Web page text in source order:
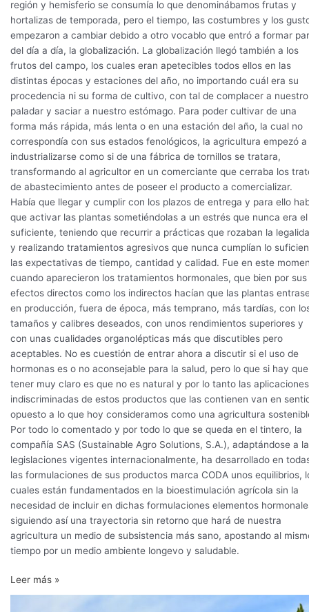
región y hemisferio se consumía lo que denominábamos frutas y
hortalizas de temporada, pero el tiempo, las costumbres y los
empezaron a cambiar debido a otro vocablo que entró a formar
del día a día, la globalización. La globalización llegó también a los
frutos del campo, los cuales eran apetecibles todos ellos en las
distintas épocas y estaciones del año, no importando cuál era su
procedencia ni su forma de cultivo, con tal de complacer a nuestro
paladar y saciar a nuestro estómago. Para poder cultivar de una
forma más rápida, más lenta o en una estación del año, la cual no
correspondía con sus estados fenológicos, la agricultura empezó a
industrializarse como si de una fábrica de tornillos se tratara,
transformando al agricultor en un comerciante que cerraba los
de abastecimiento antes de poseer el producto a comercializar.
Había que llegar y cumplir con los plazos de entrega y para ello
que activar las plantas sometiéndolas a un estrés que nunca era el
suficiente, teniendo que recurrir a prácticas que rozaban la
y realizando tratamientos agresivos que nunca cumplían lo
las expectativas de tiempo, cantidad y calidad. Fue en este
cuando aparecieron los tratamientos hormonales, que bien por sus
efectos directos como los indirectos hacían que las plantas
en producción, fuera de época, más temprano, más tardías, con
tamaños y calibres deseados, con unos rendimientos superiores y
con unas cualidades organolépticas más que discutibles pero
aceptables. No es cuestión de entrar ahora a discutir si el uso de
hormonas es o no aconsejable para la salud, pero lo que si hay que
tener muy claro es que no es natural y por lo tanto las aplicaciones
indiscriminadas de estos productos que las contienen van en
opuesto a lo que hoy consideramos como una agricultura
Por todo lo comentado y por todo lo que se queda en el tintero, la
compañía SAS (Sustainable Agro Solutions, S.A.), adaptándose a
legislaciones vigentes internacionalmente, ha desarrollado en
las formulaciones de sus productos marca CODA unos equilibrios,
cuales están fundamentados en la bioestimulación agrícola sin la
necesidad de incluir en dichas formulaciones elementos
siguiendo así una trayectoria sin retorno que hará de nuestra
agricultura un medio de subsistencia más sano, apostando al
tiempo por un medio ambiente longevo y saludable.
Leer más »